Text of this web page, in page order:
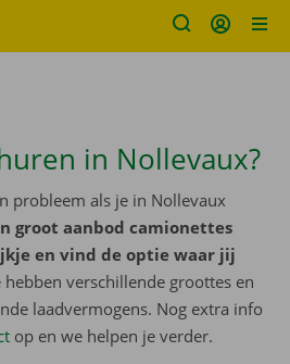
in Nollevaux?
probleem als je in Nollevaux
groot aanbod camionettes
en vind de optie waar jij
hebben verschillende groottes en
laadvermogens. Nog extra info
op en we helpen je verder.